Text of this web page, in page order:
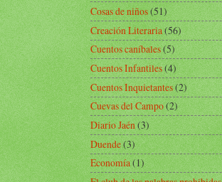
Cosas de niños(51)
Creación Literaria(56)
Cuentos caníbales(5)
Cuentos Infantiles(4)
Cuentos Inquietantes(2)
Cuevas del Campo(2)
Diario Jaén(3)
Duende(3)
Economía(1)